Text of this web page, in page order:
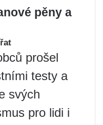
pěny a
prošel
testy a
svých
pro lidi i